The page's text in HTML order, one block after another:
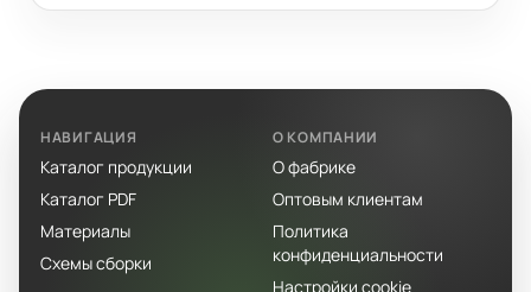
НАВИГАЦИЯ
Каталог продукции
Каталог PDF
Материалы
Схемы сборки
О КОМПАНИИ
О фабрике
Оптовым клиентам
Политика
конфиденциальности
Настройки cookie